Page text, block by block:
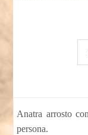
Anatra arrosto
persona.